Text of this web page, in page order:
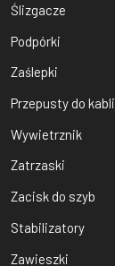
Ślizgacze
Podpórki
Zaślepki
Przepusty do kabli
Wywietrznik
Zatrzaski
Zacisk do szyb
Stabilizatory
Zawieszki